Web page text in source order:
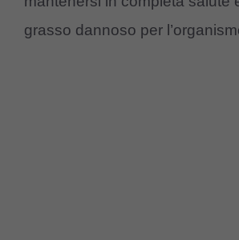
grasso dannoso per